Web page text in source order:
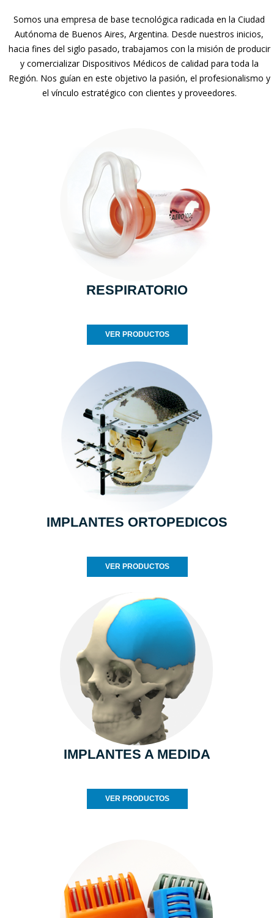
Somos una empresa de base tecnológica radicada en la Ciudad
Autónoma de Buenos Aires, Argentina. Desde nuestros inicios,
hacia fines del siglo pasado, trabajamos con la misión de producir
y comercializar Dispositivos Médicos de calidad para toda la
Región. Nos guían en este objetivo la pasión, el profesionalismo y
el vínculo estratégico con clientes y proveedores.
RESPIRATORIO
VER PRODUCTOS
IMPLANTES ORTOPEDICOS
VER PRODUCTOS
IMPLANTES A MEDIDA
VER PRODUCTOS